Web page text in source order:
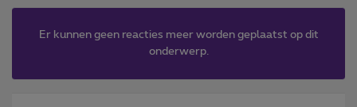
Er kunnen geen reacties meer worden geplaatst op dit
onderwerp.